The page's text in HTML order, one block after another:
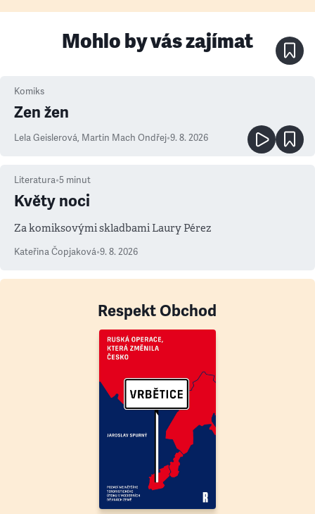
Mohlo by vás zajímat
Komiks
Zen žen
Lela Geislerová, Martin Mach Ondřej•9. 8. 2026
Literatura•5 minut
Květy noci
Za komiksovými skladbami Laury Pérez
Kateřina Čopjaková•9. 8. 2026
Respekt Obchod